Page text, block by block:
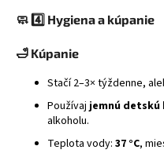
🧼4️⃣ Hygiena a kúpanie
🛁 Kúpanie
Stačí 2–3× týždenne,
Používaj jemnú
alkoholu.
Teplota vody: 37 °C,